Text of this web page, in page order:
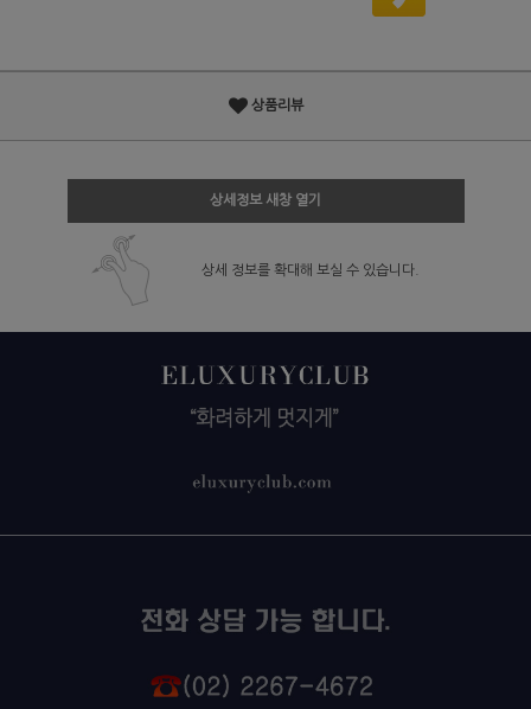
상품리뷰
상세정보 새창 열기
상세 정보를 확대해 보실 수 있습니다.